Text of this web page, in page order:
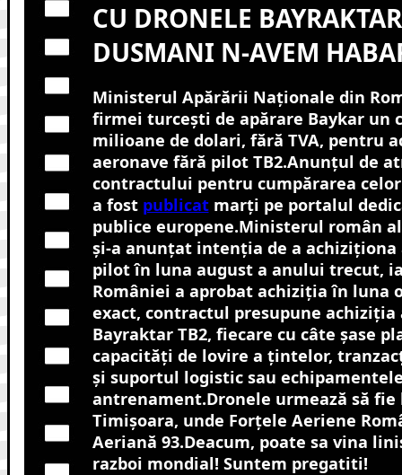
CU DRONELE
DUSMANI N-AVEM
Ministerul Apărării Naționale din
firmei turcești de apărare Baykar un
milioane de dolari, fără TVA, pentru
aeronave fără pilot TB2.Anunțul de
contractului pentru cumpărarea celor
a fost publicatmarți pe portalul
publice europene.Ministerul român
și-a anunțat intenția de a achiziționa
pilot în luna august a anului trecut,
României a aprobat achiziția în luna
exact, contractul presupune achiziția
Bayraktar TB2, fiecare cu câte șase
capacități de lovire a țintelor,
și suportul logistic sau
antrenament.Dronele urmează să
Timișoara, unde Forțele Aeriene
Aeriană 93.Deacum, poate sa vina
razboi mondial! Suntem pregatiti!